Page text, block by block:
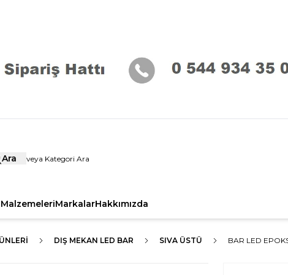
Ara
MarkalarHakkımızda
DIŞ MEKAN LED BAR SIVA ÜSTÜ BAR LED